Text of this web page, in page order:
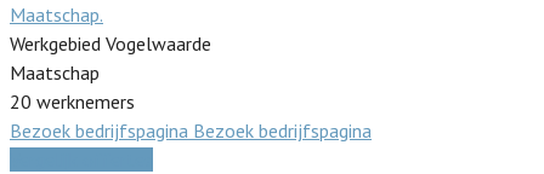
Maatschap.
Werkgebied Vogelwaarde
Maatschap
20 werknemers
Bezoek bedrijfspagina Bezoek bedrijfspagina